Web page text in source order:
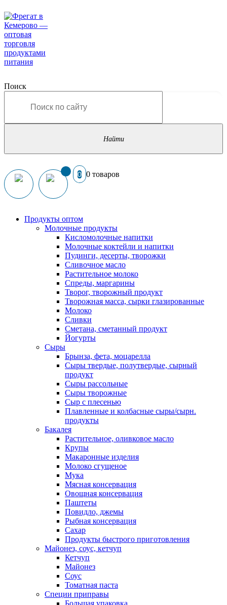
Поиск
0 0 товаров
Продукты оптом
Молочные продукты
Кисломолочные напитки
Молочные коктейли и напитки
Пудинги, десерты, творожки
Сливочное масло
Растительное молоко
Спреды, маргарины
Творог, творожный продукт
Творожная масса, сырки глазированные
Молоко
Сливки
Сметана, сметанный продукт
Йогурты
Сыры
Брынза, фета, моцарелла
Сыры твердые, полутвердые, сырный
продукт
Сыры рассольные
Сыры творожные
Сыр с плесенью
Плавленные и колбасные сыры/сырн.
продукты
Бакалея
Растительное, оливковое масло
Крупы
Макаронные изделия
Молоко сгущеное
Мука
Мясная консервация
Овощная консервация
Паштеты
Повидло, джемы
Рыбная консервация
Сахар
Продукты быстрого приготовления
Майонез, соус, кетчуп
Кетчуп
Майонез
Соус
Томатная паста
Специи приправы
Большая упаковка